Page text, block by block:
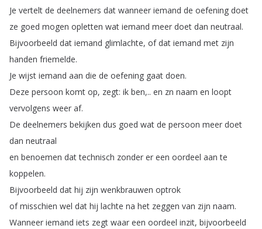
Je vertelt de deelnemers dat wanneer iemand de oefening doet
ze goed mogen opletten wat iemand meer doet dan neutraal.
Bijvoorbeeld dat iemand glimlachte, of dat iemand met zijn
handen friemelde.
Je wijst iemand aan die de oefening gaat doen.
Deze persoon komt op, zegt: ik ben,.. en zn naam en loopt
vervolgens weer af.
De deelnemers bekijken dus goed wat de persoon meer doet
dan neutraal
en benoemen dat technisch zonder er een oordeel aan te
koppelen.
Bijvoorbeeld dat hij zijn wenkbrauwen optrok
of misschien wel dat hij lachte na het zeggen van zijn naam.
Wanneer iemand iets zegt waar een oordeel inzit, bijvoorbeeld